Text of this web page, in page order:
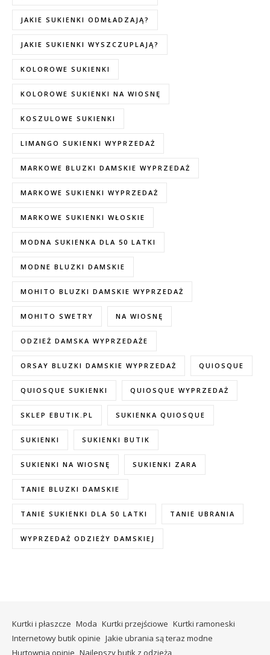
JAKIE SUKIENKI ODMŁADZAJĄ?
JAKIE SUKIENKI WYSZCZUPLAJĄ?
KOLOROWE SUKIENKI
KOLOROWE SUKIENKI NA WIOSNĘ
KOSZULOWE SUKIENKI
LIMANGO SUKIENKI WYPRZEDAŻ
MARKOWE BLUZKI DAMSKIE WYPRZEDAŻ
MARKOWE SUKIENKI WYPRZEDAŻ
MARKOWE SUKIENKI WŁOSKIE
MODNA SUKIENKA DLA 50 LATKI
MODNE BLUZKI DAMSKIE
MOHITO BLUZKI DAMSKIE WYPRZEDAŻ
MOHITO SWETRY NA WIOSNĘ
ODZIEŻ DAMSKA WYPRZEDAŻE
ORSAY BLUZKI DAMSKIE WYPRZEDAŻ QUIOSQUE
QUIOSQUE SUKIENKI QUIOSQUE WYPRZEDAŻ
SKLEP EBUTIK.PL SUKIENKA QUIOSQUE
SUKIENKI SUKIENKI BUTIK
SUKIENKI NA WIOSNĘ SUKIENKI ZARA
TANIE BLUZKI DAMSKIE
TANIE SUKIENKI DLA 50 LATKI TANIE UBRANIA
WYPRZEDAŻ ODZIEŻY DAMSKIEJ
Kurtki i płaszcze Moda Kurtki przejściowe Kurtki ramoneski
Internetowy butik opinie Jakie ubrania są teraz modne
Hurtownia opinie Najlepszy butik z odzieżą